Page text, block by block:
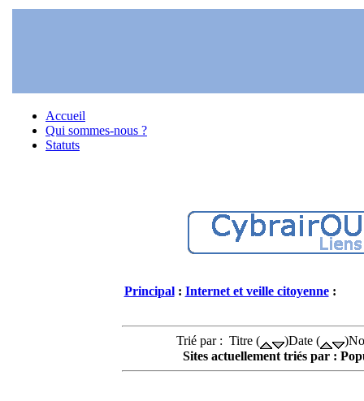
Accueil
Qui sommes-nous ?
Statuts
Principal: Internet et veille citoyenne:
Trié par : Titre ( )Date (
Sites actuellement triés par :